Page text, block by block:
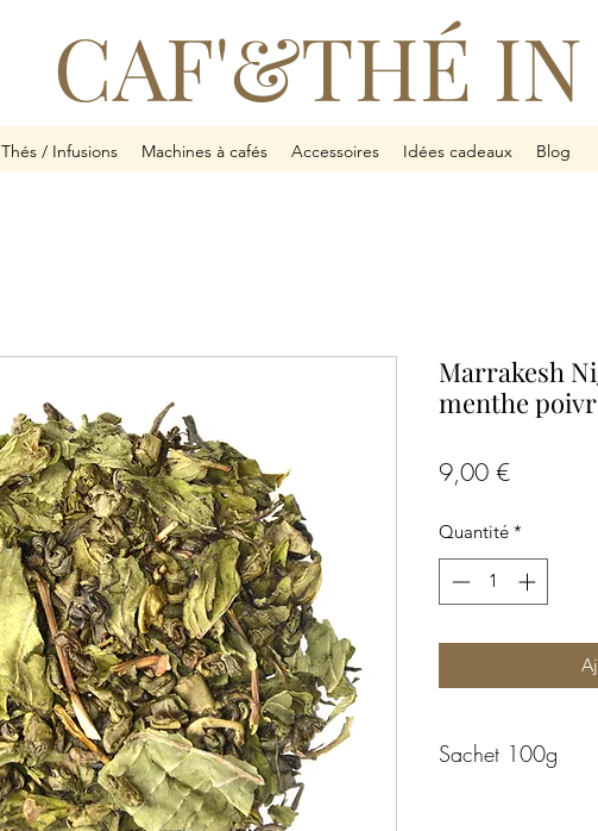
CAF'&THÉ IN
Thés / Infusions Machines à cafés Accessoires Idées cadeaux Blog
Marrakesh
menthe
9,00 €Prix
Quantité *
Sachet 100g